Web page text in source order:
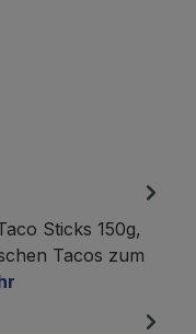
Sticks 150g,
Tacos zum